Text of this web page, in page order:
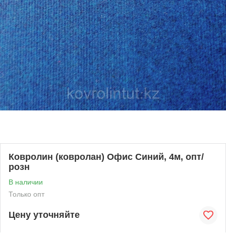
Ковролин (ковролан) Офис Синий, 4м, опт/
розн
В наличии
Только опт
Цену уточняйте